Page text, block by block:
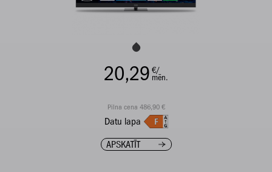
20,29 €/
mēn.
Pilna cena 486,90 €
Datu lapa
APSKATĪT